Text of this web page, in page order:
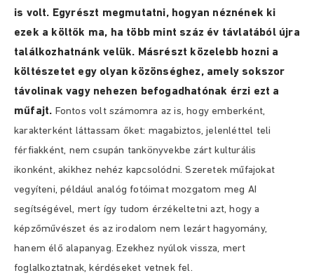
is volt. Egyrészt megmutatni, hogyan néznének ki
ezek a költők ma, ha több mint száz év távlatából újra
találkozhatnánk velük. Másrészt közelebb hozni a
költészetet egy olyan közönséghez, amely sokszor
távolinak vagy nehezen befogadhatónak érzi ezt a
műfajt. Fontos volt számomra az is, hogy emberként,
karakterként láttassam őket: magabiztos, jelenléttel teli
férfiakként, nem csupán tankönyvekbe zárt kulturális
ikonként, akikhez nehéz kapcsolódni. Szeretek műfajokat
vegyíteni, például analóg fotóimat mozgatom meg AI
segítségével, mert így tudom érzékeltetni azt, hogy a
képzőművészet és az irodalom nem lezárt hagyomány,
hanem élő alapanyag. Ezekhez nyúlok vissza, mert
foglalkoztatnak, kérdéseket vetnek fel.